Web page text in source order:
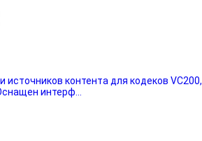
источников контента для кодеков VC200,
интерф...